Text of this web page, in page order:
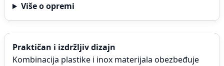
Više o opremi
Praktičan i izdržljiv dizajn
Kombinacija plastike i inox materijala obezbeđuje